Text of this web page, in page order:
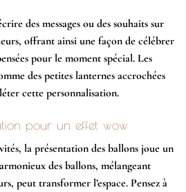
des messages ou des souhaits sur
offrant ainsi une façon de célébrer
pour le moment spécial. Les
des petites lanternes accrochées
cette personnalisation.
pour un effet wow
la présentation des ballons joue un
des ballons, mélangeant
peut transformer l’espace. Pensez à